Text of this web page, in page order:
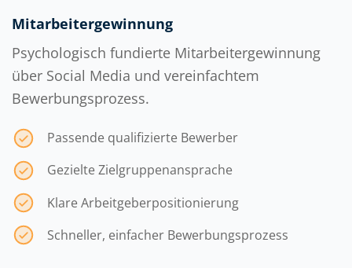
Mitarbeitergewinnung
Psychologisch fundierte Mitarbeitergewinnung
über Social Media und vereinfachtem
Bewerbungsprozess.
Passende qualifizierte Bewerber
Gezielte Zielgruppenansprache
Klare Arbeitgeberpositionierung
Schneller, einfacher Bewerbungsprozess